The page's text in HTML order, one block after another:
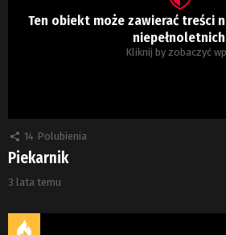
Ten obiekt może zawierać treści
Kliknij by zobaczyć
14 Polubienia
Piekarnik
3 lata temu